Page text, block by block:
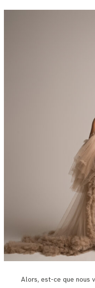
Alors, est-ce que nous